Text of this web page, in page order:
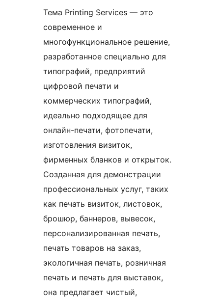
Тема Printing Services — это
современное и
многофункциональное решение,
разработанное специально для
типографий, предприятий
цифровой печати и
коммерческих типографий,
идеально подходящее для
онлайн-печати, фотопечати,
изготовления визиток,
фирменных бланков и открыток.
Созданная для демонстрации
профессиональных услуг, таких
как печать визиток, листовок,
брошюр, баннеров, вывесок,
персонализированная печать,
печать товаров на заказ,
экологичная печать, розничная
печать и печать для выставок,
она предлагает чистый,